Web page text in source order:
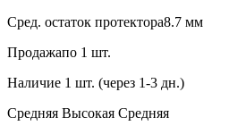
Сред. остаток протектора8.7 мм
Продажапо 1 шт.
Наличие 1 шт. (через 1-3 дн.)
Средняя Высокая Средняя